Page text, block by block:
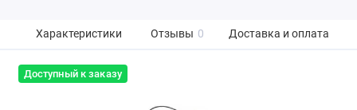
Характеристики Отзывы 0 Доставка и оплата
Доступный к заказу